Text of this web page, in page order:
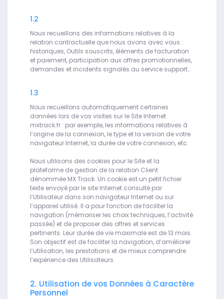
1.2
Nous recueillons des informations relatives à la
relation contractuelle que nous avons avec vous :
historiques, Outils souscrits, éléments de facturation
et paiement, participation aux offres promotionnelles,
demandes et incidents signalés au service support…
1.3
Nous recueillons automatiquement certaines
données lors de vos visites sur le Site Internet
mxtrack.fr : par exemple, les informations relatives à
l’origine de la connexion, le type et la version de votre
navigateur Internet, la durée de votre connexion, etc.
Nous utilisons des cookies pour le Site et la
plateforme de gestion de la relation Client
dénommée MX Track. Un cookie est un petit fichier
texte envoyé par le site Internet consulté par
l’Utilisateur dans son navigateur Internet ou sur
l’appareil utilisé. Il a pour fonction de faciliter la
navigation (mémoriser les choix techniques, l’activité
passée) et de proposer des offres et services
pertinents. Leur durée de vie maximale est de 13 mois.
Son objectif est de faciliter la navigation, d’améliorer
l’utilisation, les prestations et de mieux comprendre
l’expérience des Utilisateurs.
2. Utilisation de vos Données à Caractère
Personnel